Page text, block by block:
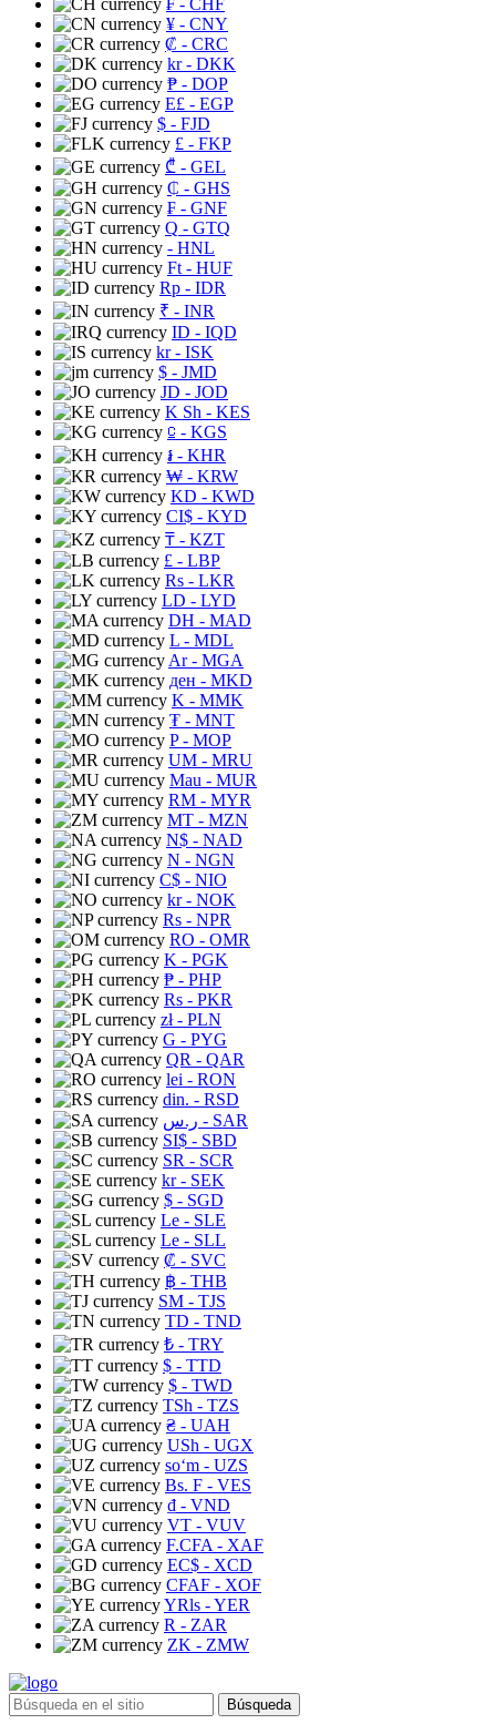
₣ - CHF
¥ - CNY
₡ - CRC
kr- DKK
₱ - DOP
E£ - EGP
$ - FJD
£ - FKP
₾ - GEL
₵ - GHS
₣ - GNF
Q - GTQ
- HNL
Ft - HUF
Rp - IDR
₹ - INR
ID - IQD
kr- ISK
$ - JMD
JD - JOD
K Sh - KES
⃀ - KGS
៛ - KHR
₩ - KRW
KD - KWD
CI$ - KYD
₸ - KZT
£ - LBP
Rs - LKR
LD - LYD
DH - MAD
L - MDL
Ar- MGA
ден - MKD
K - MMK
₮ - MNT
P- MOP
UM - MRU
Mau - MUR
RM - MYR
MT - MZN
N$ - NAD
N - NGN
C$ - NIO
kr- NOK
Rs - NPR
RO - OMR
K - PGK
₱ - PHP
Rs - PKR
zł- PLN
G - PYG
QR - QAR
lei - RON
din. - RSD
ر.س - SAR
SI$ - SBD
SR - SCR
kr- SEK
$ - SGD
Le - SLE
Le - SLL
₡ - SVC
฿ - THB
ЅМ - TJS
TD - TND
₺ - TRY
$ - TTD
$ - TWD
TSh - TZS
₴ - UAH
USh - UGX
soʻm - UZS
Bs. F - VES
₫ - VND
VT - VUV
F.CFA - XAF
EC$ - XCD
CFAF - XOF
YRls - YER
R - ZAR
ZK - ZMW
Búsqueda